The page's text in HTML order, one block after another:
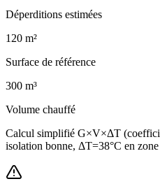
Déperditions estimées
120 m²
Surface de référence
300 m³
Volume chauffé
Calcul simplifié G×V×ΔT
isolation bonne, ΔT=38°C en